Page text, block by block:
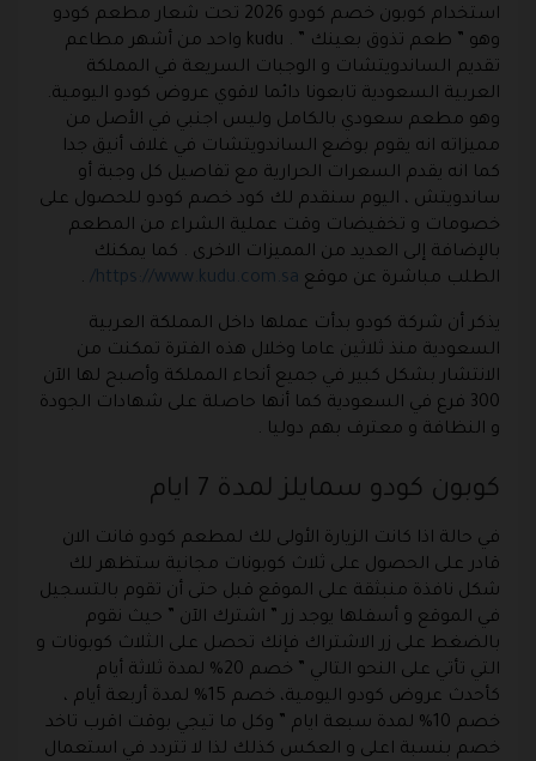
استخدام كوبون خصم كودو 2026 تحت شعار مطعم كودو
وهو ” طعم تذوق بعينك ” . kudu واحد من أشهر مطاعم
تقديم الساندويتشات و الوجبات السريعة في المملكة
العربية السعودية تابعونا دائما لاقوي عروض كودو اليومية.
وهو مطعم سعودي بالكامل وليس اجنبي في الأصل من
مميزاته انه يقوم بوضع الساندويتشات في غلاف أنيق جدا
كما انه يقدم السعرات الحرارية مع تفاصيل كل وجبة أو
ساندويتش ، اليوم سنقدم لك كود خصم كودو للحصول على
خصومات و تخفيضات وقت عملية الشراء من المطعم
بالإضافة إلى العديد من المميزات الاخرى . كما يمكنك
الطلب مباشرة عن موقع https://www.kudu.com.sa/
.
يذكر أن شركة كودو بدأت عملها داخل المملكة العربية
السعودية منذ ثلاثين عاما وخلال هذه الفترة تمكنت من
الانتشار بشكل كبير في جميع أنحاء المملكة وأصبح لها الآن
300 فرع في السعودية كما أنها حاصلة على شهادات الجودة
و النظافة و معترف بهم دوليا .
كوبون كودو سمايلز لمدة 7 ايام
في حالة اذا كانت الزيارة الأولى لك لمطعم كودو فانت الان
قادر على الحصول على ثلاث كوبونات مجانية ستظهر لك
شكل نافذة منبثقة على الموقع قبل حتى أن تقوم بالتسجيل
في الموقع و أسفلها يوجد زر ” اشترك الآن ” حيث نقوم
بالضغط على زر الاشتراك فإنك تحصل على الثلاث كوبونات و
التي تأتي على النحو التالي ” خصم 20% لمدة ثلاثة أيام
كأحدث عروض كودو اليومية، خصم 15% لمدة أربعة أيام ،
خصم 10% لمدة سبعة ايام ” وكل ما تيجي بوقت اقرب تاخد
خصم بنسبة اعلى و العكس كذلك لذا لا تتردد في استعمال